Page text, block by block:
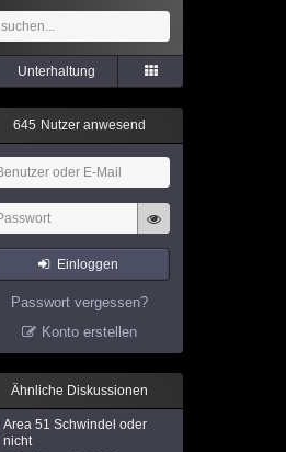
Unterhaltung
645 Nutzer anwesend
Einloggen
Passwort vergessen?
Konto erstellen
Ähnliche Diskussionen
Area 51 Schwindel oder
nicht